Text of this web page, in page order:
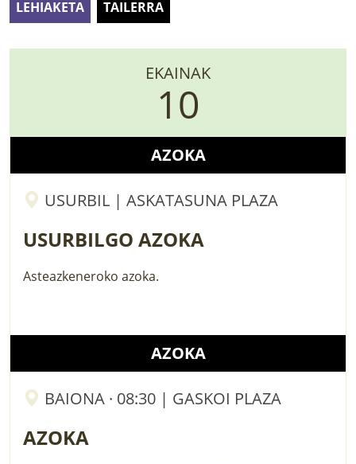
LURRAREN AGENDA
AZOKA
LEHIAKETA TAILERRA
EKAINAK
10
AZOKA
USURBIL | ASKATASUNA PLAZA
USURBILGO AZOKA
Asteazkeneroko azoka.
AZOKA
BAIONA · 08:30 | GASKOI PLAZA
AZOKA